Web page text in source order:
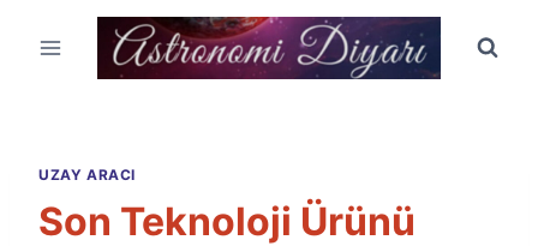
UZAY ARACI
Son Teknoloji Ürünü